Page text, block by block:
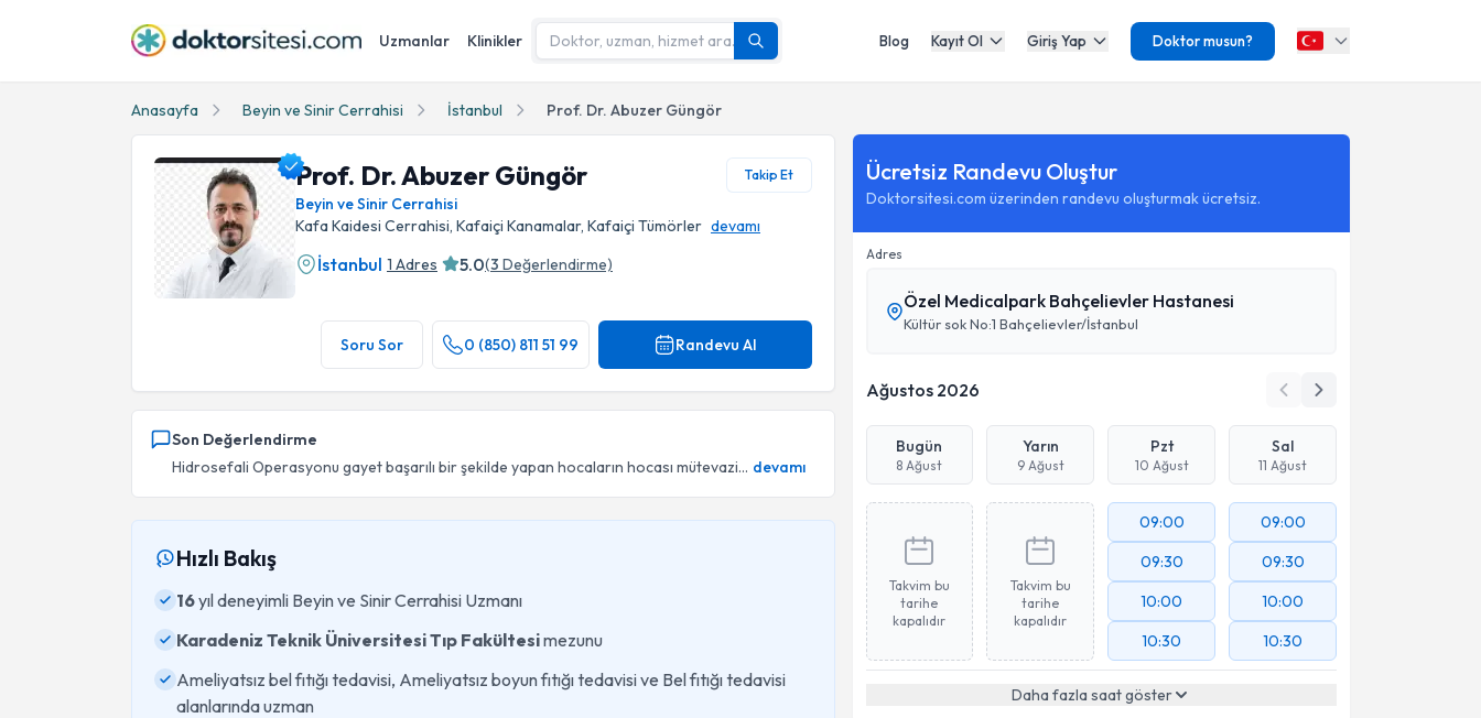
Uzmanlar Klinikler Blog Kayıt Ol Giriş Yap Doktor musun?
Anasayfa Beyin ve Sinir Cerrahisi İstanbul Prof. Dr. Abuzer Güngör
Prof. Dr. Abuzer Güngör Takip Et
Beyin ve Sinir Cerrahisi
Kafa Kaidesi Cerrahisi, Kafaiçi Kanamalar, Kafaiçi Tümörler devamı
İstanbul 1 Adres 5.0(3 Değerlendirme)
Soru Sor 0 (850) 811 51 99 Randevu Al
Son Değerlendirme
Hidrosefali Operasyonu gayet başarılı bir şekilde yapan hocaların hocası mütevazi... devamı
Hızlı Bakış
16yıl deneyimli Beyin ve Sinir Cerrahisi Uzmanı
Karadeniz Teknik Üniversitesi Tıp Fakültesimezunu
Ameliyatsız bel fıtığı tedavisi, Ameliyatsız boyun fıtığı tedavisi ve Bel fıtığı tedavisi
alanlarında uzman
Ücretsiz Randevu Oluştur
Doktorsitesi.com üzerinden randevu oluşturmak ücretsiz.
Adres
Özel Medicalpark Bahçelievler Hastanesi
Kültür sok No:1 Bahçelievler/İstanbul
Ağustos 2026
Bugün
8 Ağust
Yarın
9 Ağust
Pzt
10 Ağust
Sal
11 Ağust
Takvim bu
tarihe
kapalıdır
Takvim bu
tarihe
kapalıdır
09:00
09:30
10:00
10:30
09:00
09:30
10:00
10:30
Daha fazla saat göster